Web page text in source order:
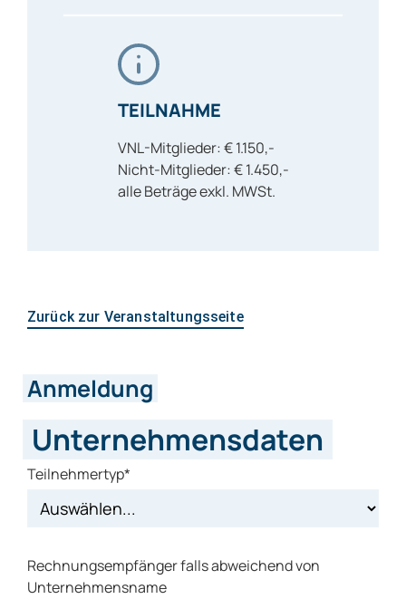
TEILNAHME
VNL-Mitglieder: € 1.150,-
Nicht-Mitglieder: € 1.450,-
alle Beträge exkl. MWSt.
Zurück zur Veranstaltungsseite
Anmeldung
Unternehmensdaten
Teilnehmertyp*
Rechnungsempfänger falls abweichend von
Unternehmensname